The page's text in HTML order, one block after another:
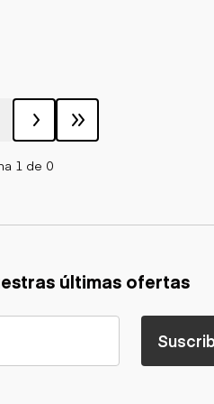
1 de 0
últimas ofertas